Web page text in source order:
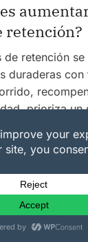
retención?
de retención se
duraderas con
prioriza un
Esto
la pérdida de
de
las